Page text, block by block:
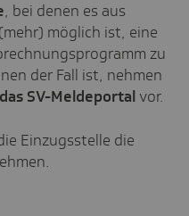
, bei denen es aus
möglich ist, eine
zu
der Fall ist, nehmen
SV-Meldeportal vor.
Einzugsstelle die